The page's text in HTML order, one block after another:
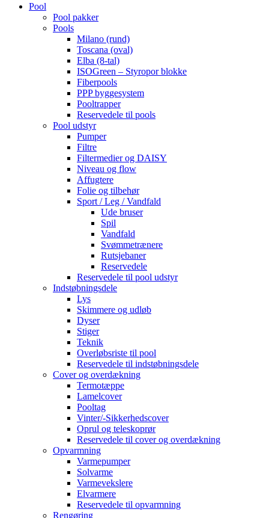
Pool
Pool pakker
Pools
Milano (rund)
Toscana (oval)
Elba (8-tal)
ISOGreen – Styropor blokke
Fiberpools
PPP byggesystem
Pooltrapper
Reservedele til pools
Pool udstyr
Pumper
Filtre
Filtermedier og DAISY
Niveau og flow
Affugtere
Folie og tilbehør
Sport / Leg / Vandfald
Ude bruser
Spil
Vandfald
Svømmetrænere
Rutsjebaner
Reservedele
Reservedele til pool udstyr
Indstøbningsdele
Lys
Skimmere og udløb
Dyser
Stiger
Teknik
Overløbsriste til pool
Reservedele til indstøbningsdele
Cover og overdækning
Termotæppe
Lamelcover
Pooltag
Vinter/-Sikkerhedscover
Oprul og teleskoprør
Reservedele til cover og overdækning
Opvarmning
Varmepumper
Solvarme
Varmevekslere
Elvarmere
Reservedele til opvarmning
Rengøring